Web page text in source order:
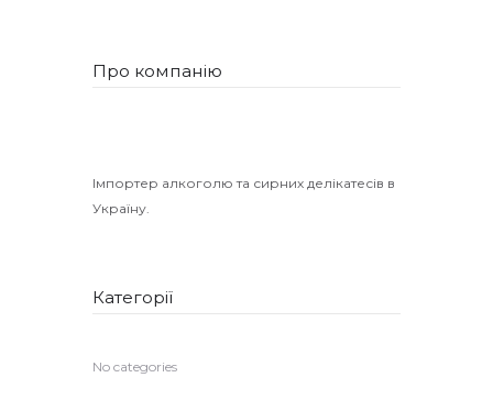
Про компанію
Імпортер алкоголю та сирних делікатесів в
Україну.
Категорії
No categories